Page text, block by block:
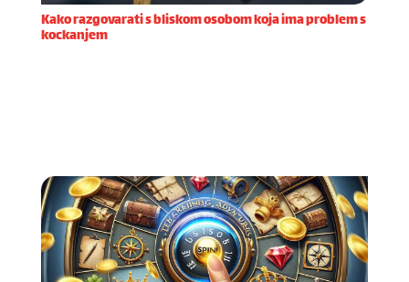
Kako razgovarati s bliskom osobom koja ima problem s
kockanjem